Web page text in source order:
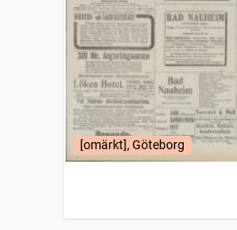
[omärkt], Göteborg